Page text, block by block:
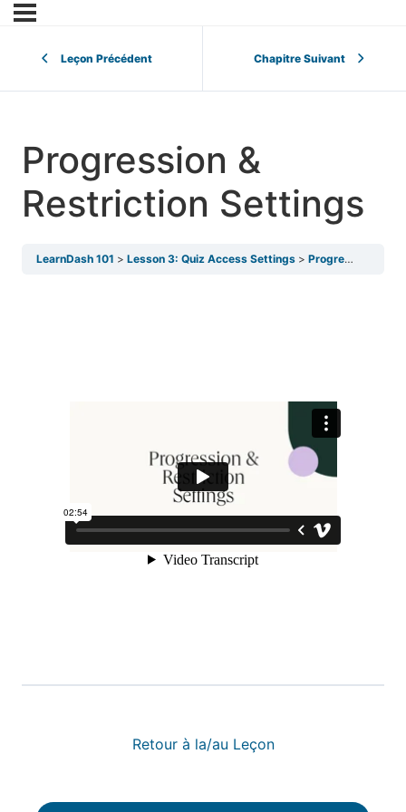
Leçon Précédent Chapitre Suivant
Progression &
Restriction Settings
LearnDash 101 Lesson 3: Quiz Access Settings Progression & Restriction Settings
Retour à la/au Leçon